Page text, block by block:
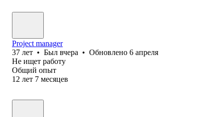
Project manager
37 лет • Был вчера • Обновлено 6 апреля
Не ищет работу
Общий опыт
12 лет 7 месяцев